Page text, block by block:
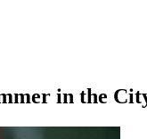
in the